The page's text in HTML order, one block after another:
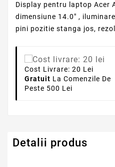
Display pentru laptop Acer
dimensiune 14.0" ,
pini pozitie stanga jos,
Cost Livrare: 20 Lei
Gratuit La Comenzile De
Peste 500 Lei
Detalii produs